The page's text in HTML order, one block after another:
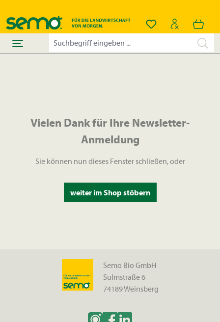
Du hast 0
Vielen Dank für Ihre Newsletter-
Anmeldung
Sie können nun dieses Fenster schließen, oder
weiter im Shop stöbern
Semo Bio GmbH
Sulmstraße 6
74189 Weinsberg